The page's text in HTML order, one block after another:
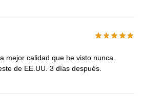
mejor calidad que he visto nunca.
de EE.UU. 3 días después.